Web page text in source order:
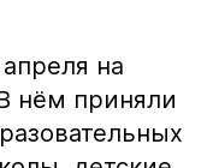
на
нём приняли